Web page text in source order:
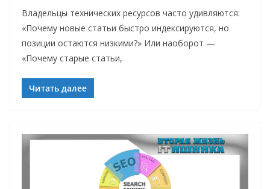
Владельцы технических ресурсов часто удивляются:
«Почему новые статьи быстро индексируются, но
позиции остаются низкими?» Или наоборот —
«Почему старые статьи,
Читать далее